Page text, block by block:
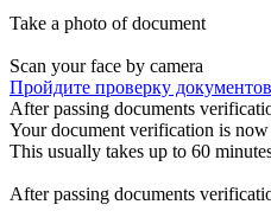
Take a photo of document
Scan your face by camera
Пройдите проверку документов
After passing documents
Your document verification is now
This usually takes up to 60
After passing documents